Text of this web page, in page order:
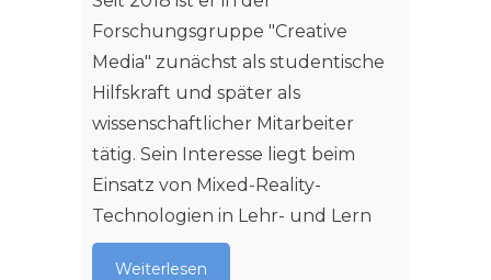
Forschungsgruppe "Creative
Media" zunächst als studentische
Hilfskraft und später als
wissenschaftlicher Mitarbeiter
tätig. Sein Interesse liegt beim
Einsatz von Mixed-Reality-
Technologien in Lehr- und Lern
Weiterlesen